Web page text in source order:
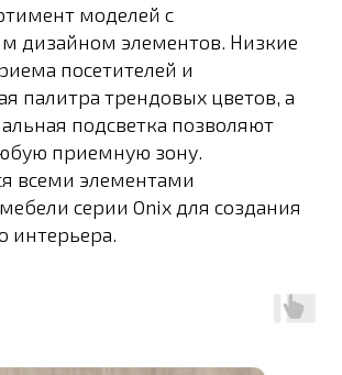
моделей с
дизайном элементов. Низкие
посетителей и
палитра трендовых цветов, а
подсветка позволяют
приемную зону.
всеми элементами
серии Onix для создания
интерьера.